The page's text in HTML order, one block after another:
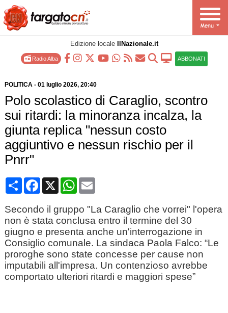
Edizione locale IlNazionale.it
Radio Alba ABBONATI
POLITICA- 01 luglio 2026, 20:40
Polo scolastico di Caraglio, scontro
sui ritardi: la minoranza incalza, la
giunta replica "nessun costo
aggiuntivo e nessun rischio per il
Pnrr"
CondividiFacebook
X WhatsApp
Email
Secondo il gruppo "La Caraglio che vorrei" l'opera
non è stata conclusa entro il termine del 30
giugno e presenta anche un'interrogazione in
Consiglio comunale. La sindaca Paola Falco: “Le
proroghe sono state concesse per cause non
imputabili all'impresa. Un contenzioso avrebbe
comportato ulteriori ritardi e maggiori spese”